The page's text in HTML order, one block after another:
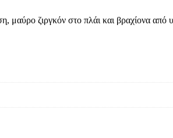
μαύρο ζιργκόν στο πλάι και βραχίονα από